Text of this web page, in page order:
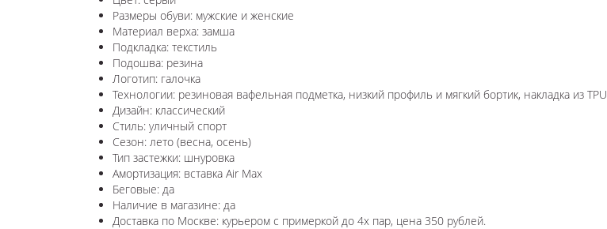
Размеры обуви: мужские и женские
Материал верха: замша
Подкладка: текстиль
Подошва: резина
Логотип: галочка
Технологии: резиновая вафельная подметка, низкий профиль и мягкий бортик, накладка из TPU
Дизайн: классический
Стиль: уличный спорт
Сезон: лето (весна, осень)
Тип застежки: шнуровка
Амортизация: вставка Air Max
Беговые: да
Наличие в магазине: да
Доставка по Москве: курьером с примеркой до 4х пар, цена 350 рублей.